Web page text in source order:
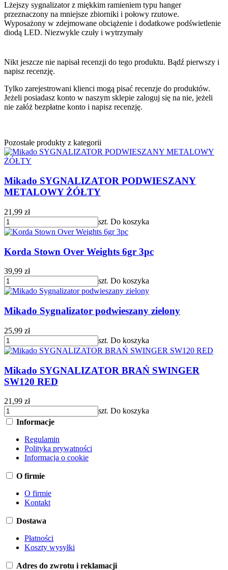
Lżejszy sygnalizator z miękkim ramieniem typu hanger
przeznaczony na mniejsze zbiorniki i połowy rzutowe.
Wyposażony w zdejmowane obciążenie i dodatkowe podświetlenie
diodą LED. Niezwykle czuły i wytrzymały
Nikt jeszcze nie napisał recenzji do tego produktu. Bądź pierwszy i
napisz recenzję.
Tylko zarejestrowani klienci mogą pisać recenzje do produktów.
Jeżeli posiadasz konto w naszym sklepie zaloguj się na nie, jeżeli
nie załóż bezpłatne konto i napisz recenzję.
Pozostałe produkty z kategorii
Mikado SYGNALIZATOR PODWIESZANY
METALOWY ŻÓŁTY
21,99 zł
szt. Do koszyka
Korda Stown Over Weights 6gr 3pc
39,99 zł
szt. Do koszyka
Mikado Sygnalizator podwieszany zielony
25,99 zł
szt. Do koszyka
Mikado SYGNALIZATOR BRAŃ SWINGER
SW120 RED
21,99 zł
szt. Do koszyka
Informacje
Regulamin
Polityka prywatności
Informacja o cookie
O firmie
O firmie
Kontakt
Dostawa
Płatności
Koszty wysyłki
Adres do zwrotu i reklamacji